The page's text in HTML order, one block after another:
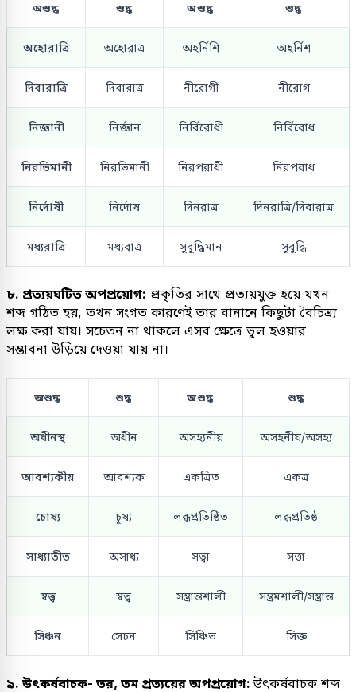
অশুদ্ধ শুদ্ধ অশুদ্ধ শুদ্ধ
অহোরাত্রি অহোরাত্র অহর্নিশি অহর্নিশ
দিবারাত্রি দিবারাত্র নীরোগী নীরোগ
নিজ্ঞানী নির্জ্ঞান নির্বিরোধী নির্বিরোধ
নিরভিমানী নিরভিমানী নিরপরাধী নিরপরাধ
নির্দোষী নির্দোষ দিনরাত্র দিনরাত্রি/দিবারাত্র
মধ্যরাত্রি মধ্যরাত্র সুবুদ্ধিমান সুবুদ্ধি
৮. প্রত্যয়ঘটিত অপপ্রয়োগ: প্রকৃতির সাথে প্রত্যয়যুক্ত হয়ে যখন
শব্দ গঠিত হয়, তখন সংগত কারণেই তার বানানে কিছুটা বৈচিত্র্য
লক্ষ করা যায়। সচেতন না থাকলে এসব ক্ষেত্রে ভুল হওয়ার
সম্ভাবনা উড়িয়ে দেওয়া যায় না।
অশুদ্ধ শুদ্ধ অশুদ্ধ শুদ্ধ
অধীনস্থ অধীন অসহ্যনীয় অসহনীয়/অসহ্য
আবশ্যকীয় আবশ্যক একত্রিত একত্র
চোষ্য চূষ্য লব্ধপ্রতিষ্ঠিত লব্ধপ্রতিষ্ঠ
সাধ্যাতীত অসাধ্য সত্বা সত্তা
স্বত্ত্ব স্বত্ব সম্ভ্রান্তশালী সম্ভ্রমশালী/সম্ভ্রান্ত
সিঞ্চন সেচন সিঞ্চিত সিক্ত
৯. উৎকর্ষবাচক- তর, তম প্রত্যয়ের অপপ্রয়োগ:উৎকর্ষবাচক শব্দ